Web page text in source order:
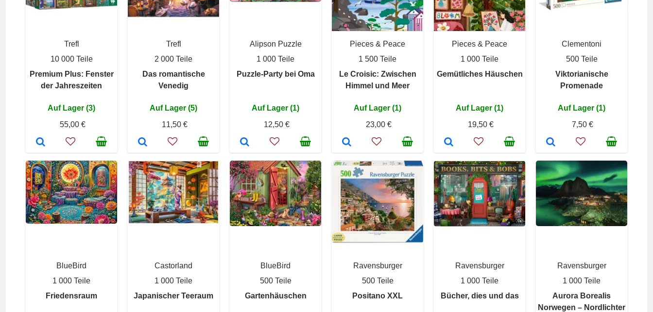
Trefl
10 000 Teile
Premium Plus: Fenster
der Jahreszeiten
Auf Lager (3)
55,00 €
Trefl
2 000 Teile
Das romantische
Venedig
Auf Lager (5)
11,50 €
Alipson Puzzle
1 000 Teile
Puzzle-Party bei Oma
Auf Lager (1)
12,50 €
Pieces & Peace
1 500 Teile
Le Croisic: Zwischen
Himmel und Meer
Auf Lager (1)
23,00 €
Pieces & Peace
1 000 Teile
Gemütliches Häuschen
Auf Lager (1)
19,50 €
Clementoni
500 Teile
Viktorianische
Promenade
Auf Lager (1)
7,50 €
BlueBird
1 000 Teile
Friedensraum
Castorland
1 000 Teile
Japanischer Teeraum
BlueBird
500 Teile
Gartenhäuschen
Ravensburger
500 Teile
Positano XXL
Ravensburger
1 000 Teile
Bücher, dies und das
Ravensburger
1 000 Teile
Aurora Borealis
Norwegen – Nordlichter